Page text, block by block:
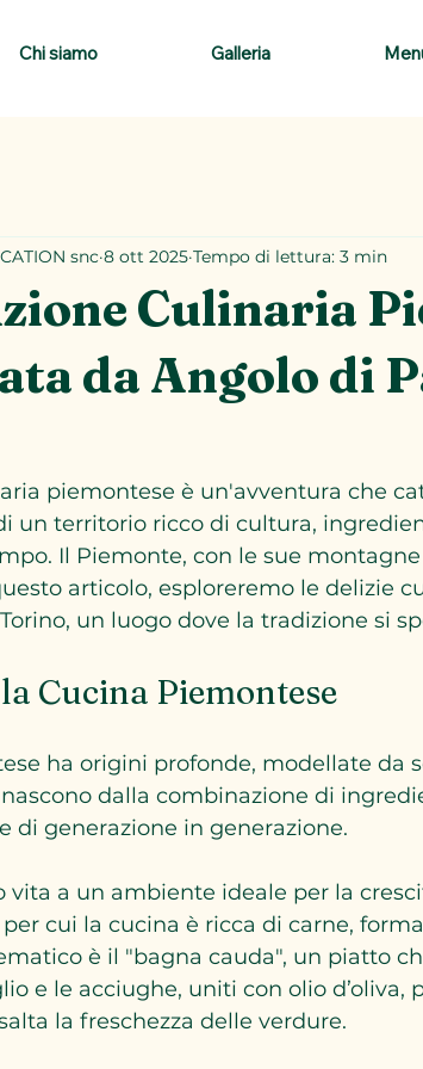
Chi siamo Galleria
Culinaria
da Angolo di
snc 8 ott 2025 Tempo di lettura: 3 min
piemontese è un'avventura che
un territorio ricco di cultura,
Il Piemonte, con le sue
articolo, esploreremo le delizie
un luogo dove la tradizione si
Cucina Piemontese
ha origini profonde, modellate da
dalla combinazione di
di generazione in generazione.
vita a un ambiente ideale per la
cui la cucina è ricca di carne,
è il "bagna cauda", un piatto
e le acciughe, uniti con olio d’oliva,
la freschezza delle verdure.